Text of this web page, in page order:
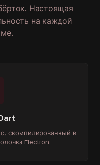
Настоящая
на каждой
скомпилированный в
Electron.